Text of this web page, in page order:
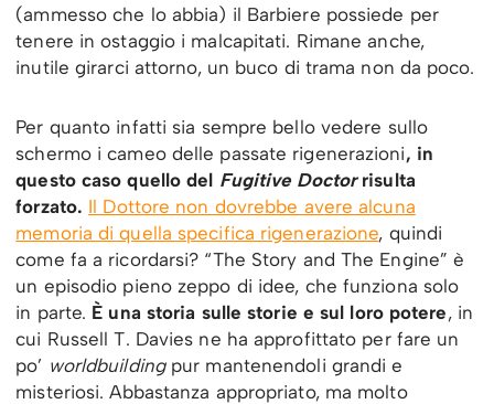
(ammesso che lo abbia) il Barbiere possiede per
tenere in ostaggio i malcapitati. Rimane anche,
inutile girarci attorno, un buco di trama non da poco.
Per quanto infatti sia sempre bello vedere sullo
schermo i cameo delle passate rigenerazioni, in
questo caso quello del Fugitive Doctorrisulta
forzato. Il Dottore non dovrebbe avere alcuna
memoria di quella specifica rigenerazione, quindi
come fa a ricordarsi? “The Story and The Engine” è
un episodio pieno zeppo di idee, che funziona solo
in parte. È una storia sulle storie e sul loro potere, in
cui Russell T. Davies ne ha approfittato per fare un
po’ worldbuildingpur mantenendoli grandi e
misteriosi. Abbastanza appropriato, ma molto